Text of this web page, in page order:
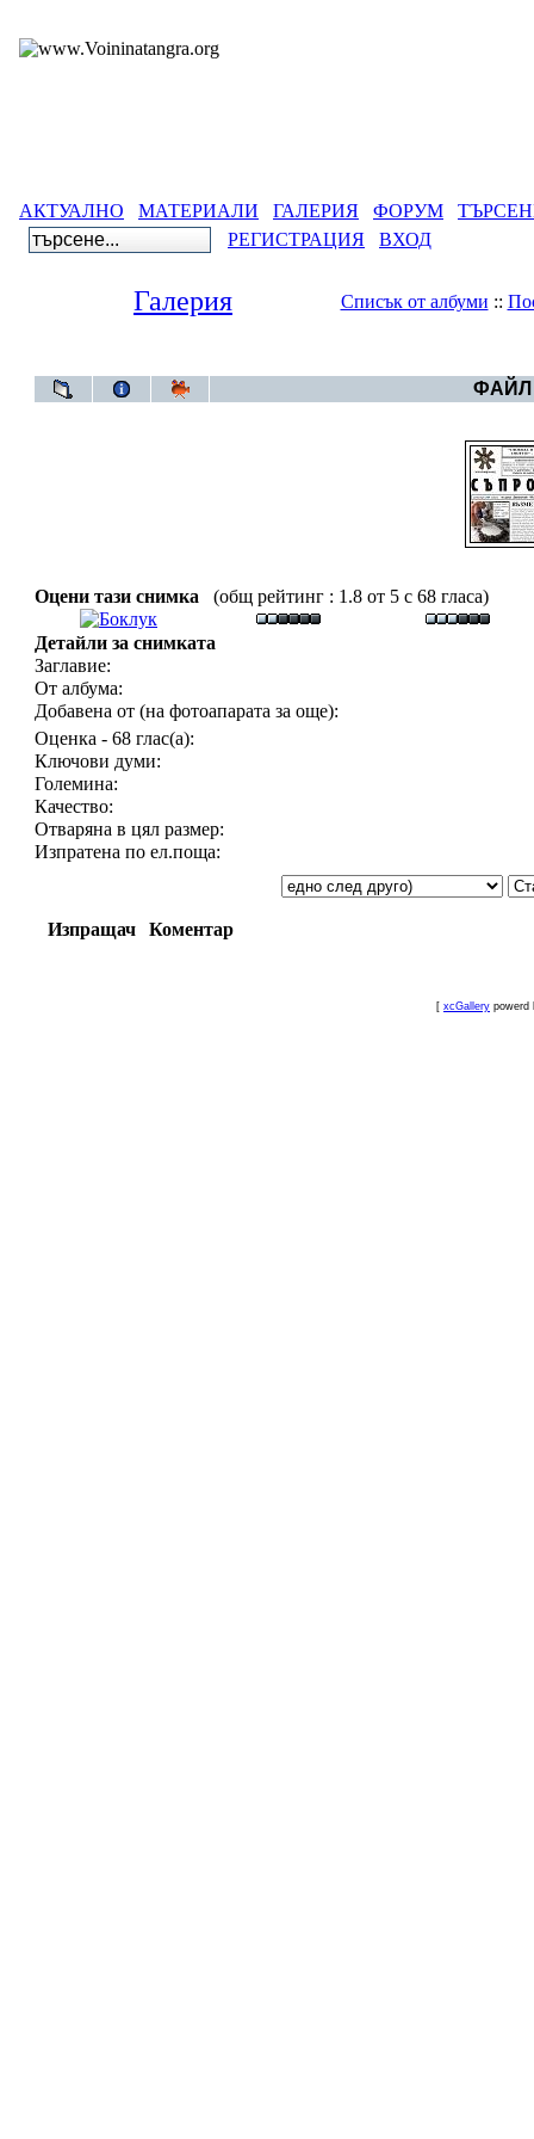
АКТУАЛНО МАТЕРИАЛИ ГАЛЕРИЯ ФОРУМ
РЕГИСТРАЦИЯ
ВХОД
Галерия Списък от албуми ::
ФАЙЛ
Оцени тази снимка (общ рейтинг : 1.8 от 5 с 68 гласа)
Детайли за снимката
Заглавие:
От албума:
Добавена от (на фотоапарата за още):
Оценка - 68 глас(а):
Ключови думи:
Големина:
Качество:
Отваряна в цял размер:
Изпратена по ел.поща:
Изпращач Коментар
[ xcGallery